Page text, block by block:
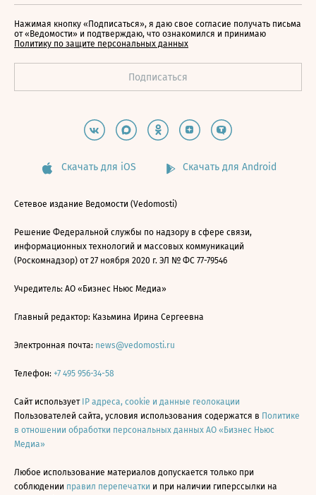
Нажимая кнопку «Подписаться», я даю свое согласие получать письма
от «Ведомости» и подтверждаю, что ознакомился и принимаю
Политику по защите персональных данных
Скачать для iOS Скачать для Android
Сетевое издание Ведомости (Vedomosti)
Решение Федеральной службы по надзору в сфере связи,
информационных технологий и массовых коммуникаций
(Роскомнадзор) от 27 ноября 2020 г. ЭЛ № ФС 77-79546
Учредитель: АО «Бизнес Ньюс Медиа»
Главный редактор: Казьмина Ирина Сергеевна
Электронная почта: news@vedomosti.ru
Телефон: +7 495 956-34-58
Сайт использует IP адреса, cookie и данные геолокации
Пользователей сайта, условия использования содержатся в Политике
в отношении обработки персональных данных АО «Бизнес Ньюс
Медиа»
Любое использование материалов допускается только при
соблюдении правил перепечатки и при наличии гиперссылки на